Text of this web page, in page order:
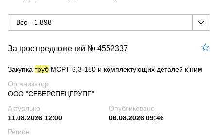
Все - 1 898
Запрос предложений № 4552337
Закупка труб МСРТ-6,3-150 и комплектующих деталей к ним
Организатор
ООО "СЕВЕРСПЕЦГРУПП"
Актуально
11.08.2026 12:00
Опубликовано
06.08.2026 09:46
Регион